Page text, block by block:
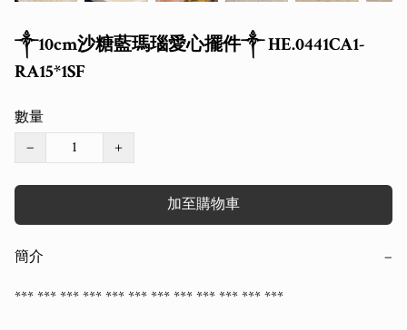
༒10cm沙糖藍瑪瑙愛心擺件༒ HE.0441CA1-
RA15*1SF
數量
−
+
加至購物車
簡介 −
*** *** *** *** *** *** *** *** *** *** *** ***